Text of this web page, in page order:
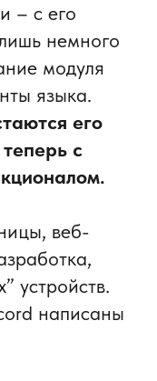
– с его
немного
модуля
языка.
его
с
веб-
устройств.
написаны